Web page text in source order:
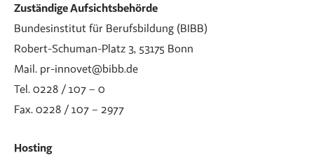
Zuständige Aufsichtsbehörde
Bundesinstitut für Berufsbildung (BIBB)
Robert-Schuman-Platz 3, 53175 Bonn
Mail. pr-innovet@bibb.de
Tel. 0228 / 107 – 0
Fax. 0228 / 107 – 2977
Hosting